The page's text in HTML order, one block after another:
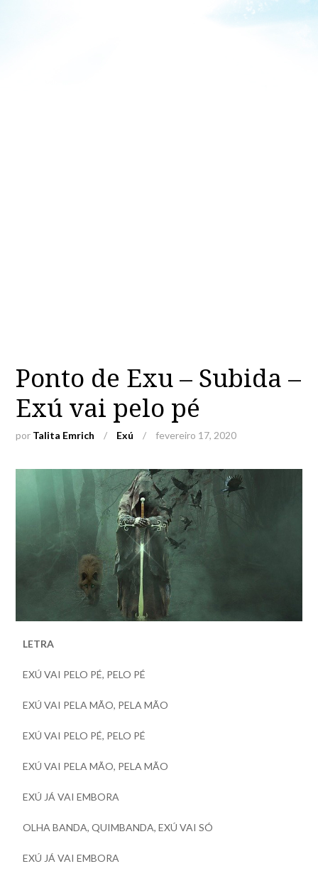
Ponto de Exu – Subida –
Exú vai pelo pé
por Talita Emrich / Exú / fevereiro 17, 2020
LETRA
EXÚ VAI PELO PÉ, PELO PÉ
EXÚ VAI PELA MÃO, PELA MÃO
EXÚ VAI PELO PÉ, PELO PÉ
EXÚ VAI PELA MÃO, PELA MÃO
EXÚ JÁ VAI EMBORA
OLHA BANDA, QUIMBANDA, EXÚ VAI SÓ
EXÚ JÁ VAI EMBORA